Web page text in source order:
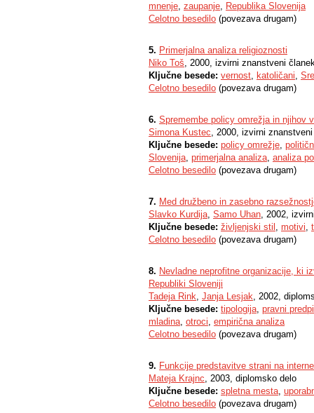
mnenje, zaupanje, Republika Slovenija
Celotno besedilo (povezava drugam)
5. Primerjalna analiza religioznosti
Niko Toš, 2000, izvirni znanstveni
Ključne besede: vernost, katoličani,
Celotno besedilo (povezava drugam)
6. Spremembe policy omrežja in njihov
Simona Kustec, 2000, izvirni
Ključne besede: policy omrežje,
Slovenija, primerjalna analiza, analiza
Celotno besedilo (povezava drugam)
7. Med družbeno in zasebno
Slavko Kurdija, Samo Uhan, 2002,
Ključne besede: življenjski stil , motivi,
Celotno besedilo (povezava drugam)
8. Nevladne neprofitne organizacije, ki
Republiki Sloveniji
Tadeja Rink, Janja Lesjak, 2002,
Ključne besede: tipologija, pravni
mladina, otroci, empirična analiza
Celotno besedilo (povezava drugam)
9. Funkcije predstavitve strani na
Mateja Krajnc, 2003, diplomsko delo
Ključne besede: spletna mesta,
Celotno besedilo (povezava drugam)